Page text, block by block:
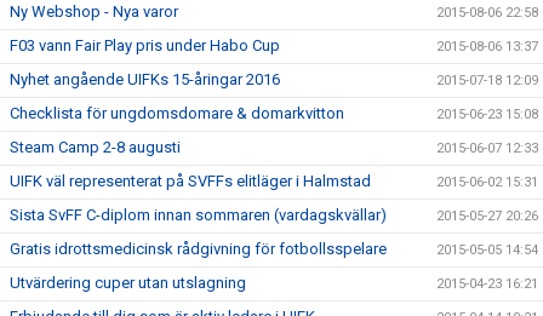
Ny Webshop - Nya varor 2015-08-06 22:58
F03 vann Fair Play pris under Habo Cup 2015-08-06 13:37
Nyhet angående UIFKs 15-åringar 2016 2015-07-18 12:09
Checklista för ungdomsdomare & domarkvitton 2015-06-23 15:08
Steam Camp 2-8 augusti 2015-06-07 12:33
UIFK väl representerat på SVFFs elitläger i Halmstad 2015-06-02 15:31
Sista SvFF C-diplom innan sommaren (vardagskvällar) 2015-05-27 20:26
Gratis idrottsmedicinsk rådgivning för fotbollsspelare 2015-05-05 14:54
Utvärdering cuper utan utslagning 2015-04-23 16:21